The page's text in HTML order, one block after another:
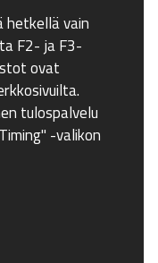
hetkellä vain
F2- ja F3-
ovat
tulospalvelu
-valikon